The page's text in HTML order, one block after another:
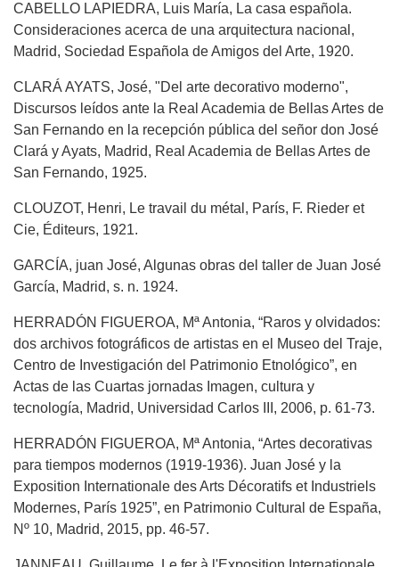
CABELLO LAPIEDRA, Luis María, La casa española.
Consideraciones acerca de una arquitectura nacional,
Madrid, Sociedad Española de Amigos del Arte, 1920.
CLARÁ AYATS, José, "Del arte decorativo moderno",
Discursos leídos ante la Real Academia de Bellas Artes de
San Fernando en la recepción pública del señor don José
Clará y Ayats, Madrid, Real Academia de Bellas Artes de
San Fernando, 1925.
CLOUZOT, Henri, Le travail du métal, París, F. Rieder et
Cie, Éditeurs, 1921.
GARCÍA, juan José, Algunas obras del taller de Juan José
García, Madrid, s. n. 1924.
HERRADÓN FIGUEROA, Mª Antonia, “Raros y olvidados:
dos archivos fotográficos de artistas en el Museo del Traje,
Centro de Investigación del Patrimonio Etnológico”, en
Actas de las Cuartas jornadas Imagen, cultura y
tecnología, Madrid, Universidad Carlos III, 2006, p. 61-73.
HERRADÓN FIGUEROA, Mª Antonia, “Artes decorativas
para tiempos modernos (1919-1936). Juan José y la
Exposition Internationale des Arts Décoratifs et Industriels
Modernes, París 1925”, en Patrimonio Cultural de España,
Nº 10, Madrid, 2015, pp. 46-57.